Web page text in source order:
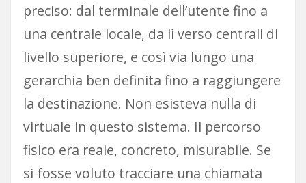
preciso: dal terminale dell’utente fino a
una centrale locale, da lì verso centrali di
livello superiore, e così via lungo una
gerarchia ben definita fino a raggiungere
la destinazione. Non esisteva nulla di
virtuale in questo sistema. Il percorso
fisico era reale, concreto, misurabile. Se
si fosse voluto tracciare una chiamata